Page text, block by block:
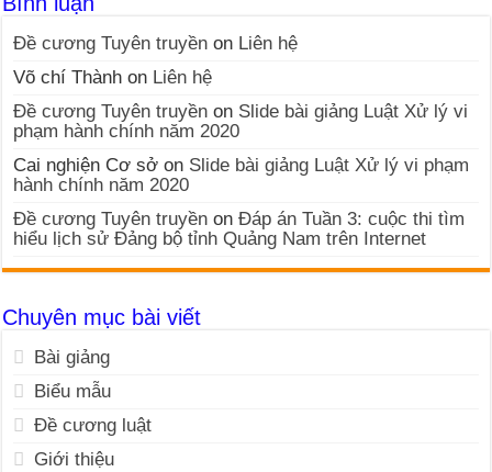
Đề cương Tuyên truyền on Liên hệ
Võ chí Thành on Liên hệ
Đề cương Tuyên truyền on Slide bài giảng Luật Xử lý vi
phạm hành chính năm 2020
Cai nghiện Cơ sở on Slide bài giảng Luật Xử lý vi phạm
hành chính năm 2020
Đề cương Tuyên truyền onĐáp án Tuần 3: cuộc thi tìm
hiểu lịch sử Đảng bộ tỉnh Quảng Nam trên Internet
Chuyên mục bài viết
Bài giảng
Biểu mẫu
Đề cương luật
Giới thiệu